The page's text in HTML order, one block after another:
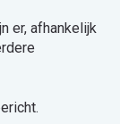
er, afhankelijk